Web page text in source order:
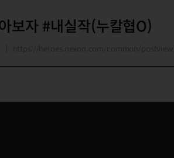
보자 #내실작(누칼협O)